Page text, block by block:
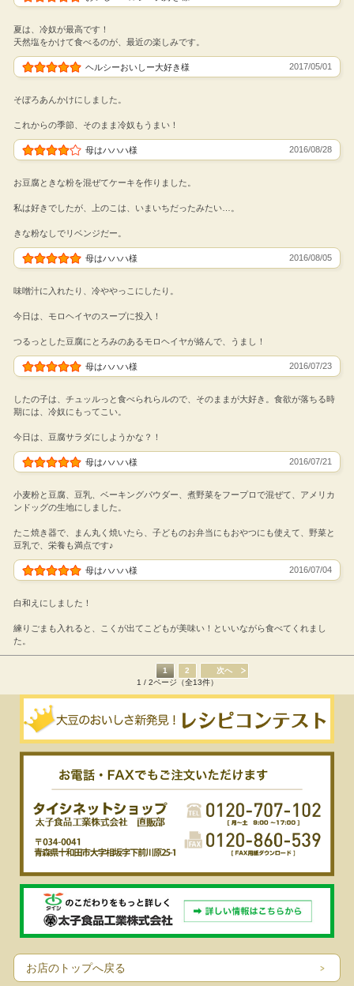
夏は、冷奴が最高です！
天然塩をかけて食べるのが、最近の楽しみです。
ヘルシーおいしー大好き様 2017/05/01
そぼろあんかけにしました。
これからの季節、そのまま冷奴もうまい！
母はハハハ様 2016/08/28
お豆腐ときな粉を混ぜてケーキを作りました。
私は好きでしたが、上のこは、いまいちだったみたい…。
きな粉なしでリベンジだー。
母はハハハ様 2016/08/05
味噌汁に入れたり、冷ややっこにしたり。
今日は、モロヘイヤのスープに投入！
つるっとした豆腐にとろみのあるモロヘイヤが絡んで、うまし！
母はハハハ様 2016/07/23
したの子は、チュッルっと食べられらルので、そのままが大好き。食欲が落ちる時
期には、冷奴にもってこい。
今日は、豆腐サラダにしようかな？！
母はハハハ様 2016/07/21
小麦粉と豆腐、豆乳、ベーキングパウダー、煮野菜をフープロで混ぜて、アメリカ
ンドッグの生地にしました。
たこ焼き器で、まん丸く焼いたら、子どものお弁当にもおやつにも使えて、野菜と
豆乳で、栄養も満点です♪
母はハハハ様 2016/07/04
白和えにしました！
練りごまも入れると、こくが出てこどもが美味い！といいながら食べてくれまし
た。
1 2
次へ
1 / 2ページ（全13件）
お店のトップへ戻る